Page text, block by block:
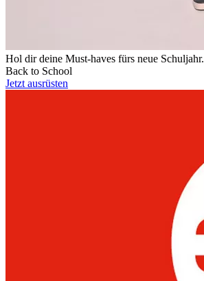
Hol dir deine Must-haves fürs neue Schuljahr.
Back to School
Jetzt ausrüsten